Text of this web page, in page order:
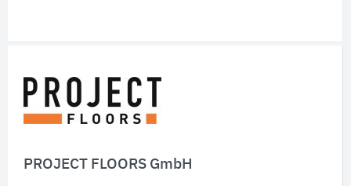
PROJECT FLOORS GmbH
Schnelleinstiege